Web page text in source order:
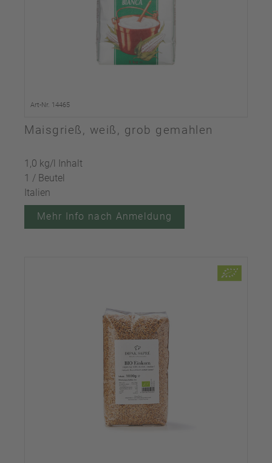
Art-Nr. 14465
Maisgrieß, weiß, grob gemahlen
1,0 kg/l Inhalt
1 / Beutel
Italien
Mehr Info nach Anmeldung